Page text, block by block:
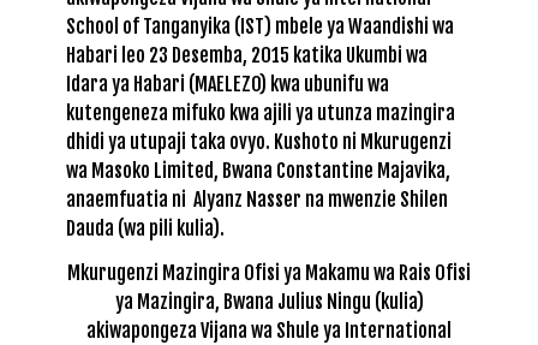
Mkurugenzi Mazingira Ofisi ya Makamu wa Rais Ofisi
ya Mazingira, Bwana Julius Ningu (kulia)
akiwapongeza Vijana wa Shule ya International